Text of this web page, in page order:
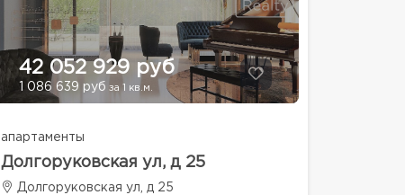
42 052 929 руб
1 086 639 руб за 1 кв.м.
апартаменты
Долгоруковская ул, д 25
Долгоруковская ул, д 25